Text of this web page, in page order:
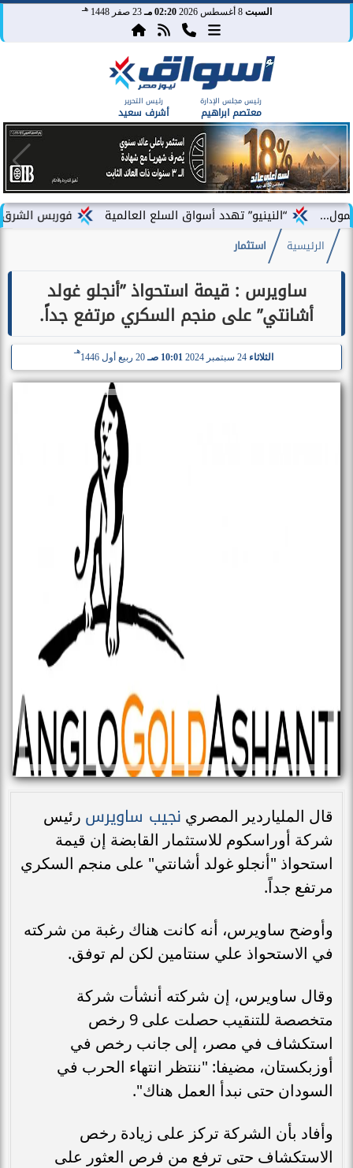
السبت 8 أغسطس 2026 02:20 مـ 23 صفر 1448 هـ
رئيس مجلس الإدارة
معتصم ابراهيم
رئيس التحرير
أشرف سعيد
فوربس الشرق الأوسط “النينيو” تهدد أسواق السلع العالمية
الرئيسية استثمار
ساويرس : قيمة استحواذ ”أنجلو غولد
أشانتي” على منجم السكري مرتفع جداً.
الثلاثاء 24 سبتمبر 2024 10:01 صـ 20 ربيع أول 1446
هـ
قال الملياردير المصري نجيب ساويرس رئيس
شركة أوراسكوم للاستثمار القابضة إن قيمة
استحواذ "أنجلو غولد أشانتي" على منجم السكري
مرتفع جداً.
وأوضح ساويرس، أنه كانت هناك رغبة من شركته
في الاستحواذ علي سنتامين لكن لم توفق.
وقال ساويرس، إن شركته أنشأت شركة
متخصصة للتنقيب حصلت على 9 رخص
استكشاف في مصر، إلى جانب رخص في
أوزبكستان، مضيفا: "ننتظر انتهاء الحرب في
السودان حتى نبدأ العمل هناك".
وأفاد بأن الشركة تركز على زيادة رخص
الاستكشاف حتى ترفع من فرص العثور على